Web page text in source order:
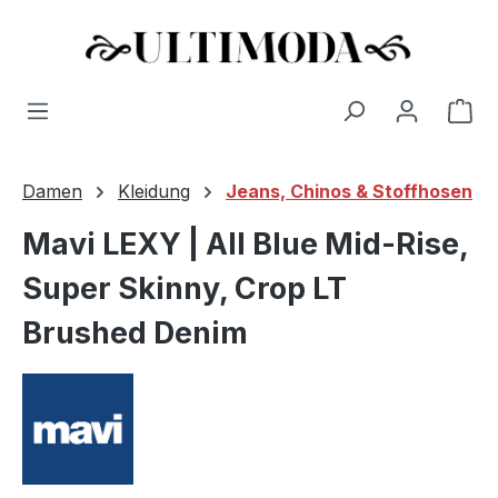
Zum Hauptinhalt springen
Damen Kleidung Jeans, Chinos & Stoffhosen
Mavi LEXY | All Blue Mid-Rise,
Super Skinny, Crop LT
Brushed Denim